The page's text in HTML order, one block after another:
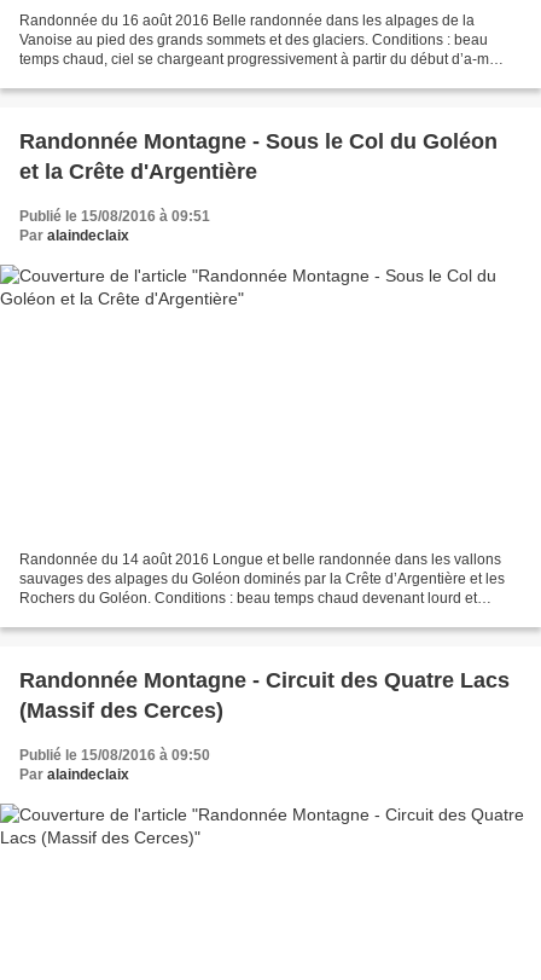
Randonnée du 16 août 2016 Belle randonnée dans les alpages de la
Vanoise au pied des grands sommets et des glaciers. Conditions : beau
temps chaud, ciel se chargeant progressivement à partir du début d’a-m
Randonnée Montagne - Sous le Col du Goléon
et la Crête d'Argentière
Publié le 15/08/2016 à 09:51
Par alaindeclaix
Randonnée du 14 août 2016 Longue et belle randonnée dans les vallons
sauvages des alpages du Goléon dominés par la Crête d’Argentière et les
Rochers du Goléon. Conditions : beau temps chaud devenant lourd et
Randonnée Montagne - Circuit des Quatre Lacs
(Massif des Cerces)
Publié le 15/08/2016 à 09:50
Par alaindeclaix